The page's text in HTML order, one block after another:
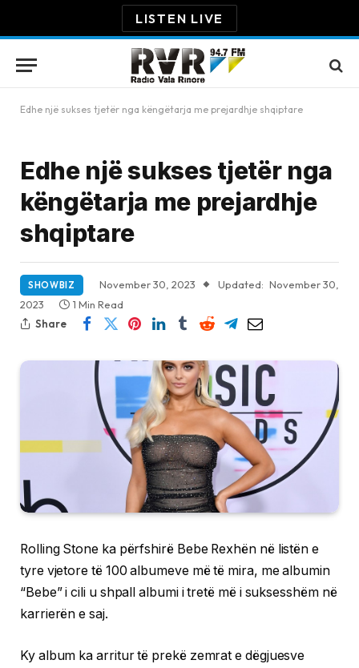
LISTEN LIVE
Edhe një sukses tjetër nga këngëtarja me prejardhje shqiptare
Edhe një sukses tjetër nga
këngëtarja me prejardhje
shqiptare
SHOWBIZ November 30, 2023 Updated: November 30,
2023
1 Min Read
Share
Rolling Stone ka përfshirë Bebe Rexhën në listën e
tyre vjetore të 100 albumeve më të mira, me albumin
“Bebe” i cili u shpall albumi i tretë më i suksesshëm në
karrierën e saj.
Ky album ka arritur të prekë zemrat e dëgjuesve